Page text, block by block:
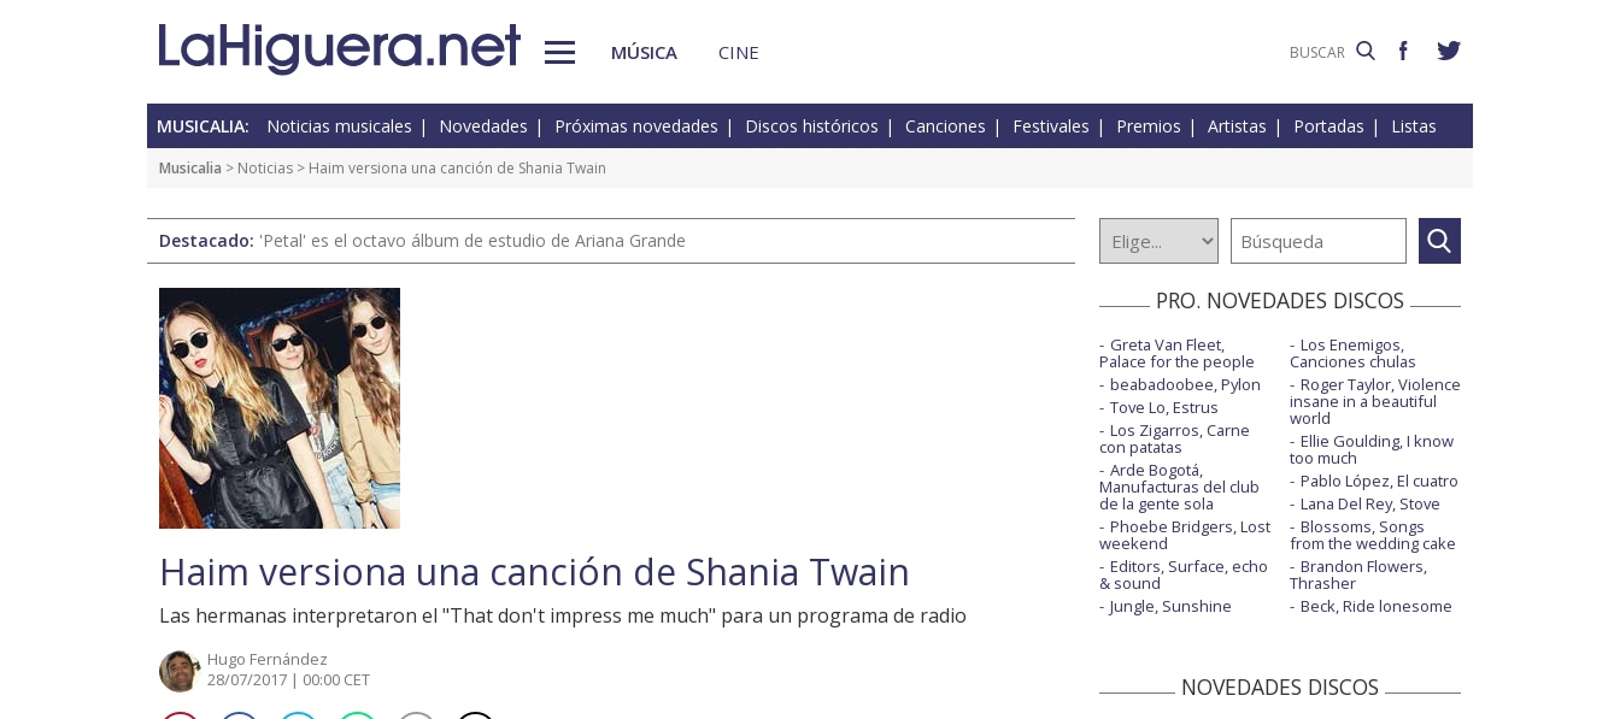
MÚSICA CINE
MUSICALIA: Noticias musicales Novedades Próximas novedades Discos históricos Canciones Festivales Premios Artistas Portadas Listas
Musicalia > Noticias > Haim versiona una canción de Shania Twain
Destacado: 'Petal' es el octavo álbum de estudio de Ariana Grande
Haim versiona una canción de Shania Twain
Las hermanas interpretaron el "That don't impress me much" para un programa de radio
Hugo Fernández
28/07/2017 | 00:00 CET
PRO. NOVEDADES DISCOS
Greta Van Fleet,
Palace for the people
beabadoobee, Pylon
Tove Lo, Estrus
Los Zigarros, Carne
con patatas
Arde Bogotá,
Manufacturas del club
de la gente sola
Phoebe Bridgers, Lost
weekend
Editors, Surface, echo
& sound
Jungle, Sunshine
Los Enemigos,
Canciones chulas
Roger Taylor, Violence
insane in a beautiful
world
Ellie Goulding, I know
too much
Pablo López, El cuatro
Lana Del Rey, Stove
Blossoms, Songs
from the wedding cake
Brandon Flowers,
Thrasher
Beck, Ride lonesome
NOVEDADES DISCOS